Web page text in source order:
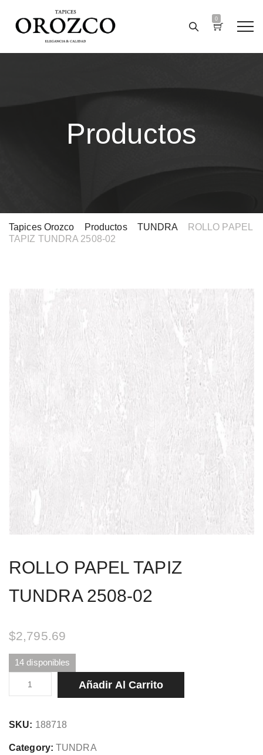
0
Productos
Tapices Orozco Productos> TUNDRA
ROLLO PAPEL
TAPIZ TUNDRA 2508-02
ROLLO PAPEL TAPIZ
TUNDRA 2508-02
$2,795.69
14 disponibles
ROLLO
PAPEL
TUNDRA
2508-
Añadir Al Carrito
SKU: 188718
Category: TUNDRA